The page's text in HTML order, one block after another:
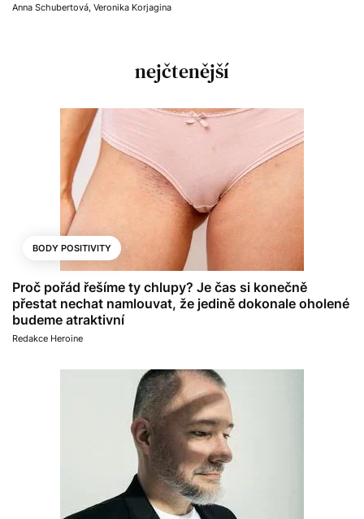
Anna Schubertová, Veronika Korjagina
nejčtenější
BODY POSITIVITY
Proč pořád řešíme ty chlupy? Je čas si konečně
přestat nechat namlouvat, že jedině dokonale oholené
budeme atraktivní
Redakce Heroine